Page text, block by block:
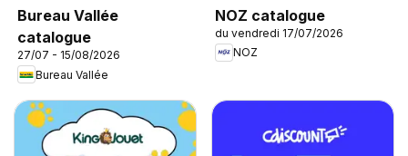
Bureau Vallée
catalogue
27/07 - 15/08/2026
Bureau Vallée
NOZ catalogue
du vendredi 17/07/2026
NOZ